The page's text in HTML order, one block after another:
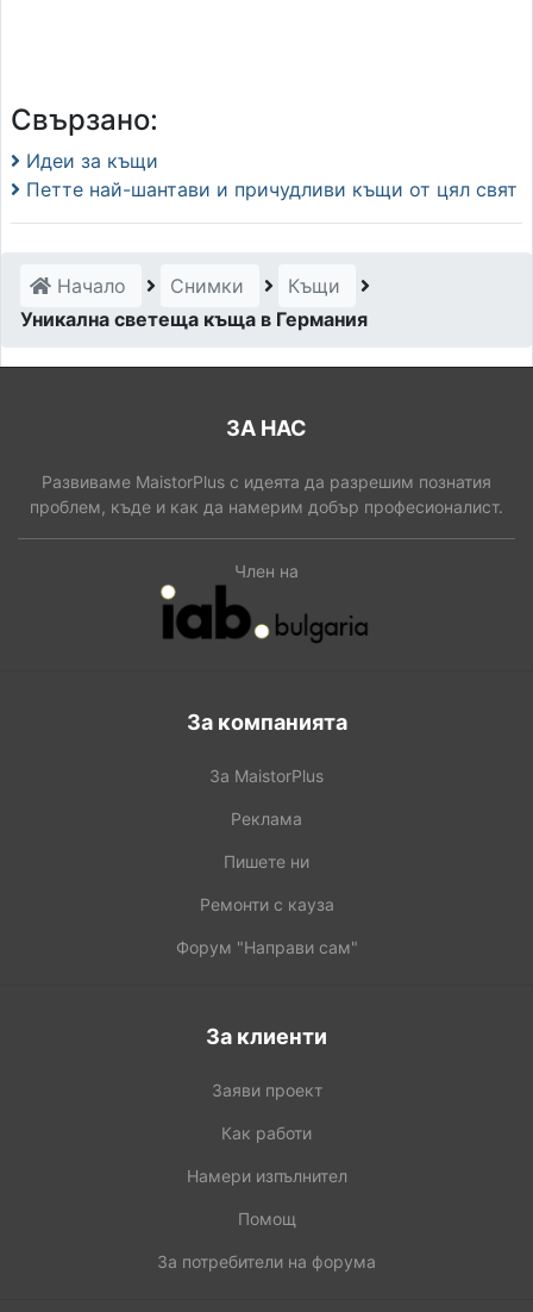
Свързано:
Идеи за къщи
Петте най-шантави и причудливи къщи от цял свят
Начало Снимки
Къщи
Уникална светеща къща в Германия
ЗА НАС
Развиваме MaistorPlus с идеята да разрешим познатия
проблем, къде и как да намерим добър професионалист.
Член на
За компанията
За MaistorPlus
Реклама
Пишете ни
Ремонти с кауза
Форум "Направи сам"
За клиенти
Заяви проект
Как работи
Намери изпълнител
Помощ
За потребители на форума